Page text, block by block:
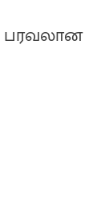
பரவலான